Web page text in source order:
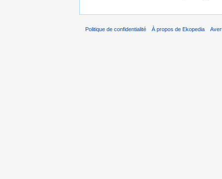
Politique de confidentialité À propos de Ekopedia